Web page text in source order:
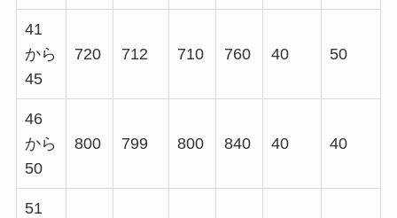
41
から
45
720 712 710 760 40 50
46
から
50
800 799 800 840 40 40
51